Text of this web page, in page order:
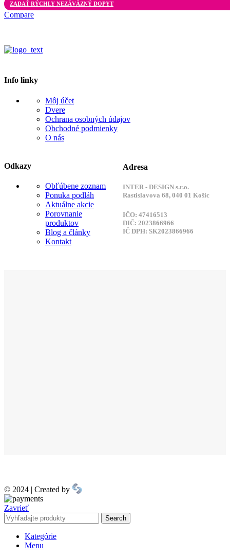
ZADAŤ RÝCHLY NEZÁVÄZNÝ DOPYT
Compare
Info linky
Môj účet
Dvere
Ochrana osobných údajov
Obchodné podmienky
O nás
Odkazy
Obľúbene zoznam
Ponuka podláh
Aktuálne akcie
Porovnanie
produktov
Blog a články
Kontakt
Adresa
INTER - DESIGN s.r.o.
Rastislavova 68, 040 01 Košic
IČO: 47416513
DIČ: 2023866966
IČ DPH: SK2023866966
© 2024 | Created by
Zavrieť
Search
Kategórie
Menu